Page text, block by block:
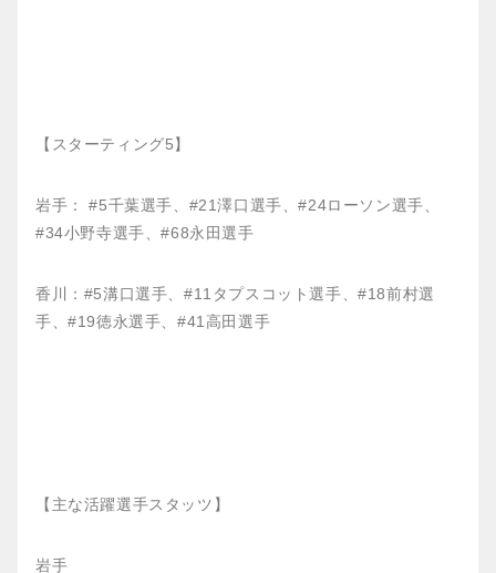
【スターティング5】
岩手： #5千葉選手、#21澤口選手、#24ローソン選手、
#34小野寺選手、#68永田選手
香川：#5溝口選手、#11タプスコット選手、#18前村選
手、#19徳永選手、#41高田選手
【主な活躍選手スタッツ】
岩手